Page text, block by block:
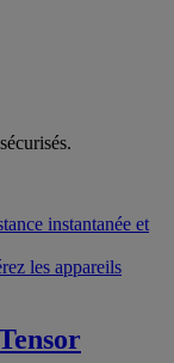
instantanée et
les appareils